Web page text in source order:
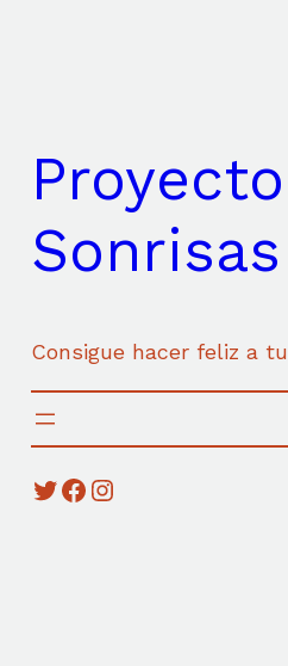
Proyecto
Sonrisas
Consigue hacer feliz a
Twitter Facebook Instagram